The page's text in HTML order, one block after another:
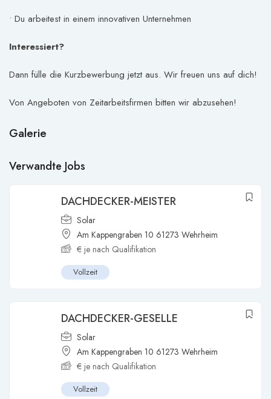
• Du arbeitest in einem innovativen Unternehmen
Interessiert?
Dann fülle die Kurzbewerbung jetzt aus. Wir freuen uns auf dich!
Von Angeboten von Zeitarbeitsfirmen bitten wir abzusehen!
Galerie
Verwandte Jobs
DACHDECKER-MEISTER
Solar
Am Kappengraben 10 61273 Wehrheim
€ je nach Qualifikation
Vollzeit
DACHDECKER-GESELLE
Solar
Am Kappengraben 10 61273 Wehrheim
€ je nach Qualifikation
Vollzeit